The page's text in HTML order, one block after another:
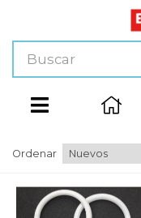
Ordenar